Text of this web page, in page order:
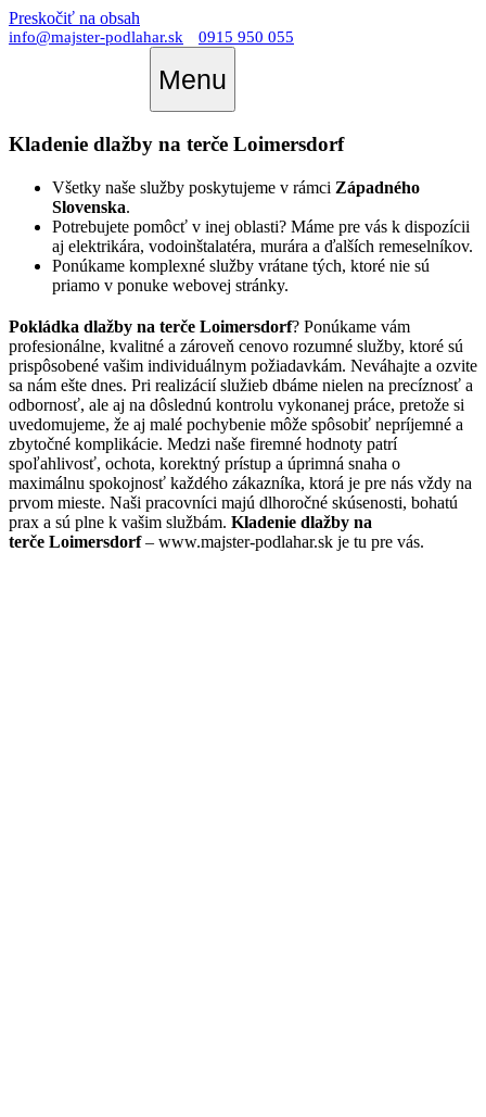
Preskočiť na obsah
info@majster-podlahar.sk 0915 950 055
Menu
Kladenie dlažby na terče Loimersdorf
Všetky naše služby poskytujeme v rámci Západného
Slovenska.
Potrebujete pomôcť v inej oblasti? Máme pre vás k dispozícii
aj elektrikára, vodoinštalatéra, murára a ďalších remeselníkov.
Ponúkame komplexné služby vrátane tých, ktoré nie sú
priamo v ponuke webovej stránky.
Pokládka dlažby na terče Loimersdorf? Ponúkame vám
profesionálne, kvalitné a zároveň cenovo rozumné služby, ktoré sú
prispôsobené vašim individuálnym požiadavkám. Neváhajte a ozvite
sa nám ešte dnes. Pri realizácií služieb dbáme nielen na precíznosť a
odbornosť, ale aj na dôslednú kontrolu vykonanej práce, pretože si
uvedomujeme, že aj malé pochybenie môže spôsobiť nepríjemné a
zbytočné komplikácie. Medzi naše firemné hodnoty patrí
spoľahlivosť, ochota, korektný prístup a úprimná snaha o
maximálnu spokojnosť každého zákazníka, ktorá je pre nás vždy na
prvom mieste. Naši pracovníci majú dlhoročné skúsenosti, bohatú
prax a sú plne k vašim službám. Kladenie dlažby na
terče Loimersdorf– www.majster-podlahar.sk je tu pre vás.